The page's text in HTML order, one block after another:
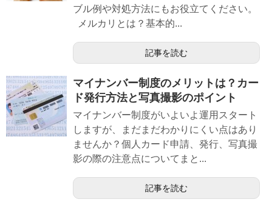
ブル例や対処方法にもお役立てください。
メルカリとは？基本的...
記事を読む
マイナンバー制度のメリットは？カー
ド発行方法と写真撮影のポイント
マイナンバー制度がいよいよ運用スタート
しますが、まだまだわかりにくい点はあり
ませんか？個人カード申請、発行、写真撮
影の際の注意点についてまと...
記事を読む